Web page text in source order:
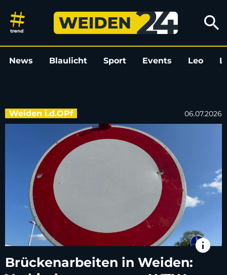
Brückenarbeiten in Weiden:
search
News Blaulicht Sport Events Leo
Weiden i.d.OPf 06.07.2026
info
Brückenarbeiten in Weiden: